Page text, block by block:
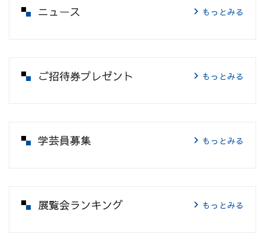
ニュース もっとみる
ご招待券プレゼント もっとみる
学芸員募集 もっとみる
展覧会ランキング もっとみる